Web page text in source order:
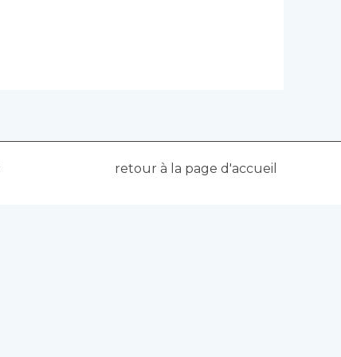
retour à la page d'accueil